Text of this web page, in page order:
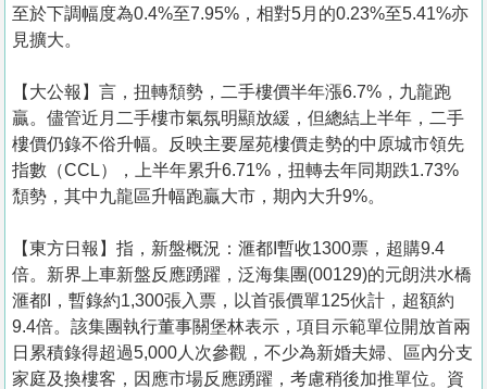
至於下調幅度為0.4%至7.95%，相對5月的0.23%至5.41%亦
見擴大。
【大公報】言， 扭轉頹勢，二手樓價半年漲6.7%，九龍跑
贏。儘管近月二手樓市氣氛明顯放緩，但總結上半年，二手
樓價仍錄不俗升幅。反映主要屋苑樓價走勢的中原城市領先
指數（CCL），上半年累升6.71%，扭轉去年同期跌1.73%
頹勢，其中九龍區升幅跑贏大市，期內大升9%。
【東方日報】指，新盤概況：滙都I暫收1300票，超購9.4
倍。新界上車新盤反應踴躍，泛海集團(00129)的元朗洪水橋
滙都I，暫錄約1,300張入票，以首張價單125伙計，超額約
9.4倍。該集團執行董事關堡林表示，項目示範單位開放首兩
日累積錄得超過5,000人次參觀，不少為新婚夫婦、區內分支
家庭及換樓客，因應市場反應踴躍，考慮稍後加推單位。資